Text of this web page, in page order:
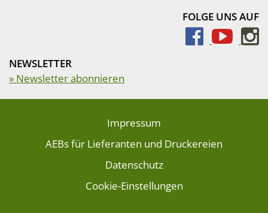
FOLGE UNS AUF
NEWSLETTER
» Newsletter abonnieren
Impressum
AEBs für Lieferanten und Druckereien
Datenschutz
Cookie-Einstellungen